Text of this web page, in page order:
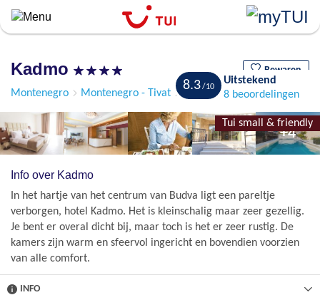
Overslaan
algemene
Kadmo Bewaren
Montenegro Montenegro - Tivat
Tui small & friendly
8.3
Uitstekend
8 beoordelingen
+4
Info over Kadmo
In het hartje van het centrum van Budva ligt een pareltje
verborgen, hotel Kadmo. Het is kleinschalig maar zeer gezellig.
Je bent er overal dicht bij, maar toch is het er zeer rustig. De
kamers zijn warm en sfeervol ingericht en bovendien voorzien
van alle comfort.
INFO